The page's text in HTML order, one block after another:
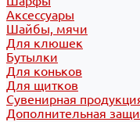
Аксессуары
Шайбы, мячи
Для клюшек
Бутылки
Для коньков
Для щитков
Сувенирная
Дополнительная